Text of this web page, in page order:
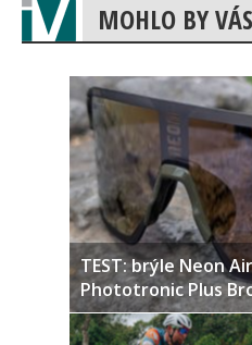
MOHLO BY
TEST: brýle Neon
Phototronic Plus